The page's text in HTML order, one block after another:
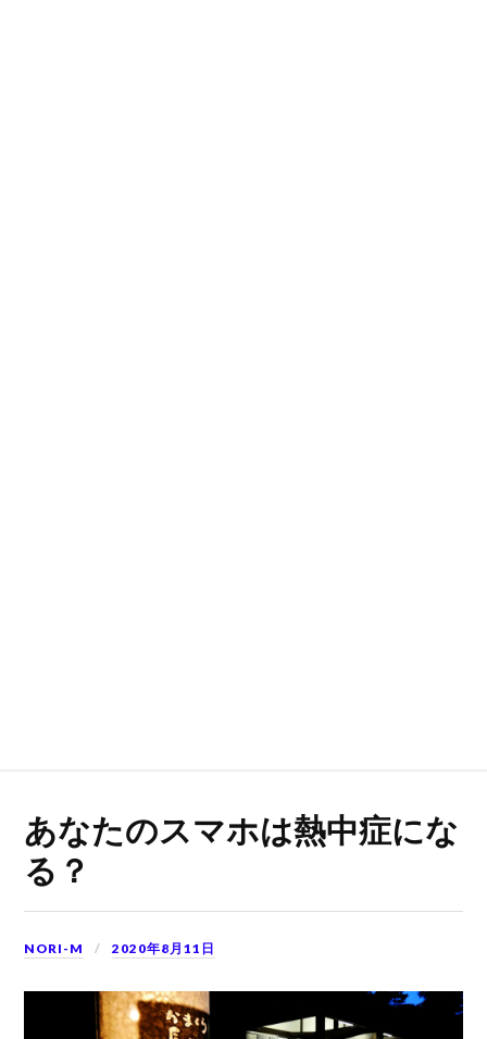
あなたのスマホは熱中症にな
る？
NORI-M 2020年8月11日